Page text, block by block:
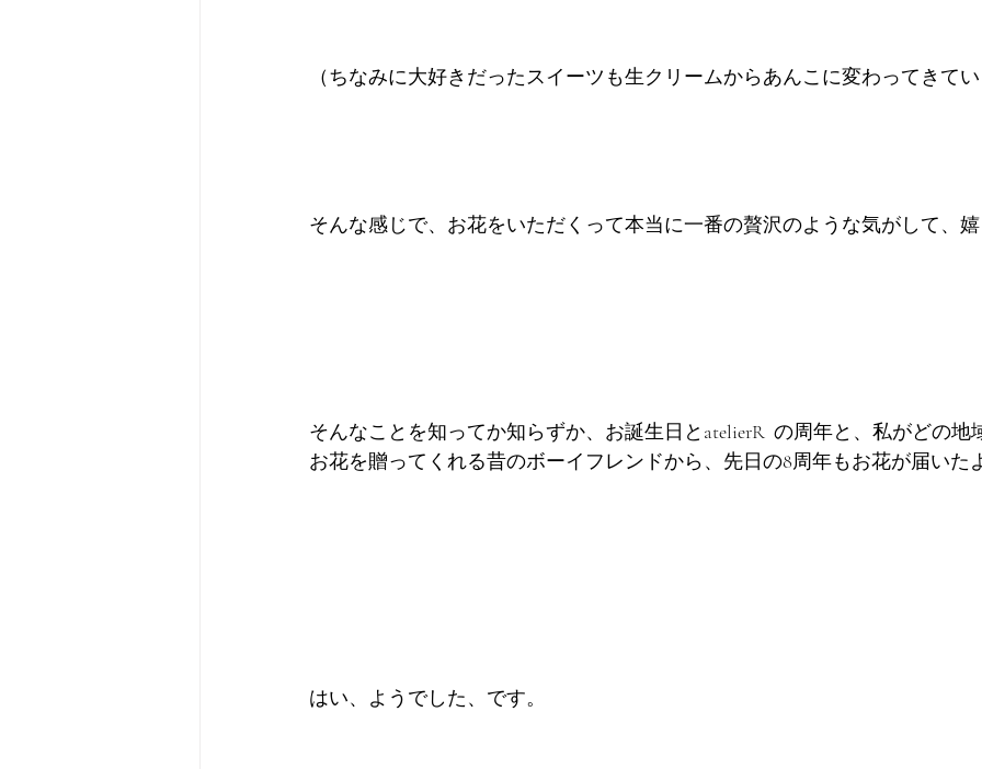
（ちなみに大好きだったスイーツも生クリームからあんこに変わってきて
そんな感じで、お花をいただくって本当に一番の贅沢のような気がして、
そんなことを知ってか知らずか、お誕生日とatelierR  の周年と、私がどの地
お花を贈ってくれる昔のボーイフレンドから、先日の8周年もお花が届いた
はい、ようでした、です。